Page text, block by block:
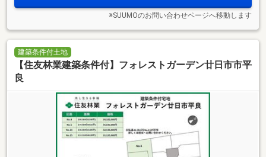
※SUUMOのお問い合わせページへ移動します
建築条件付土地
【住友林業建築条件付】フォレストガーデン廿日市市平
良